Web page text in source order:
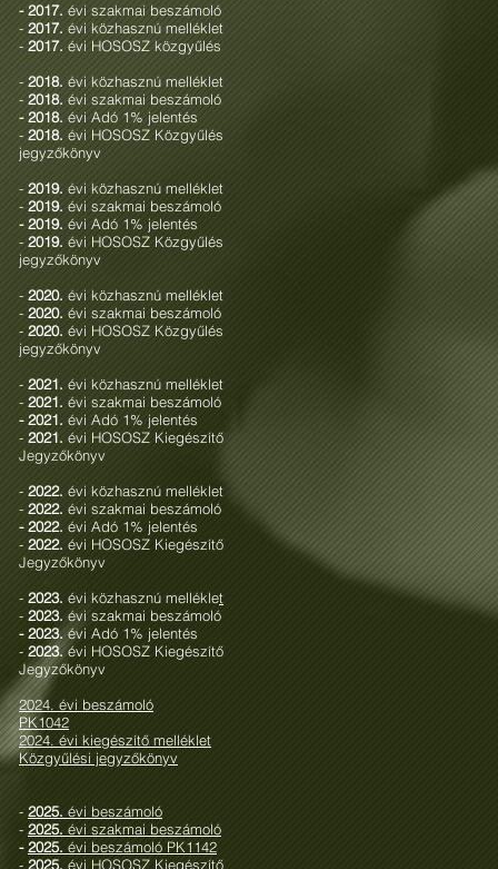
- 2017. évi szakmai beszámoló
- 2017. évi közhasznú melléklet
- 2017. évi HOSOSZ közgyűlés
- 2018. évi közhasznú melléklet
- 2018. évi szakmai beszámoló
- 2018. évi Adó 1% jelentés
- 2018. évi HOSOSZ Közgyűlés
jegyzőkönyv
- 2019. évi közhasznú melléklet
- 2019. évi szakmai beszámoló
- 2019. évi Adó 1% jelentés
- 2019. évi HOSOSZ Közgyűlés
jegyzőkönyv
- 2020. évi közhasznú melléklet
- 2020. évi szakmai beszámoló
- 2020. évi HOSOSZ Közgyűlés
jegyzőkönyv
- 2021. évi közhasznú melléklet
- 2021. évi szakmai beszámoló
- 2021. évi Adó 1% jelentés
- 2021. évi HOSOSZ Kiegészítő
Jegyzőkönyv
- 2022. évi közhasznú melléklet
- 2022. évi szakmai beszámoló
- 2022. évi Adó 1% jelentés
- 2022. évi HOSOSZ Kiegészítő
Jegyzőkönyv
- 2023. évi közhasznú melléklet
- 2023. évi szakmai beszámoló
- 2023.évi Adó 1% jelentés
- 2023.évi HOSOSZ Kiegészítő
Jegyzőkönyv
2024. évi beszámoló
PK1042
2024. évi kiegészítő melléklet
Közgyűlési jegyzőkönyv
- 2025. évi beszámoló
- 2025. évi szakmai beszámoló
-2025. évi beszámoló PK1142
- 2025. évi HOSOSZ Kiegészítő